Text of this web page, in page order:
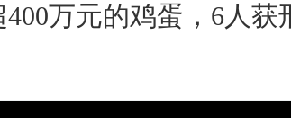
万元的鸡蛋，6人获